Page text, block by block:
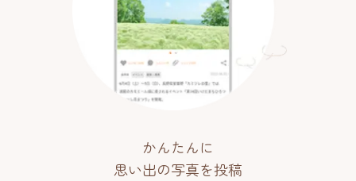
かんたんに
思い出の写真を投稿